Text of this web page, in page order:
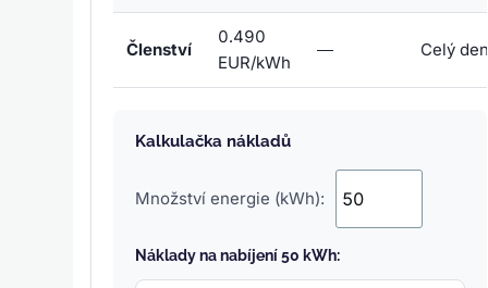
Členství
0.490
EUR/kWh
— Celý den
Kalkulačka nákladů
Množství energie (kWh):
Náklady na nabíjení 50 kWh: